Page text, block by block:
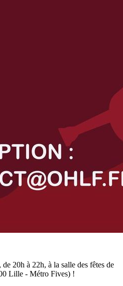
20h à 22h, à la salle des fêtes de
Lille - Métro Fives) !